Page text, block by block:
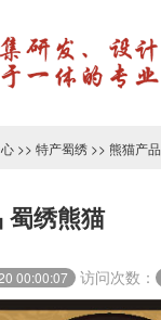
>> 特产蜀绣 >> 熊猫产品
蜀绣熊猫
00:00:07 访问次数：